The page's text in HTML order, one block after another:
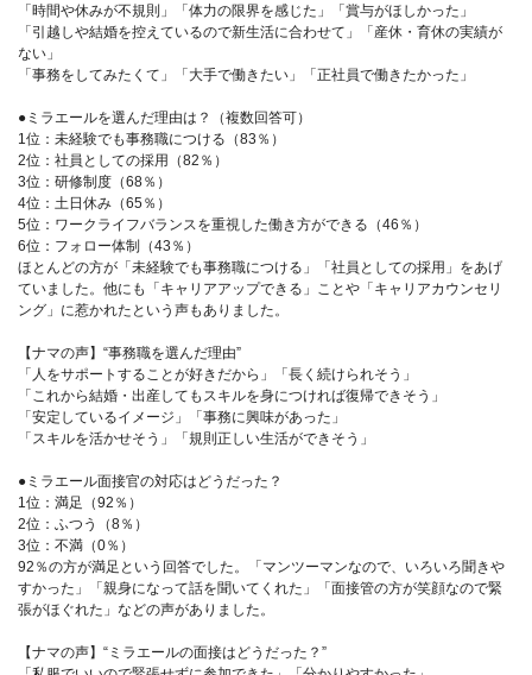
「時間や休みが不規則」「体力の限界を感じた」「賞与がほしかった」
「引越しや結婚を控えているので新生活に合わせて」「産休・育休の実績が
ない」
「事務をしてみたくて」「大手で働きたい」「正社員で働きたかった」
●ミラエールを選んだ理由は？（複数回答可）
1位：未経験でも事務職につける（83％）
2位：社員としての採用（82％）
3位：研修制度（68％）
4位：土日休み（65％）
5位：ワークライフバランスを重視した働き方ができる（46％）
6位：フォロー体制（43％）
ほとんどの方が「未経験でも事務職につける」「社員としての採用」をあげ
ていました。他にも「キャリアアップできる」ことや「キャリアカウンセリ
ング」に惹かれたという声もありました。
【ナマの声】“事務職を選んだ理由”
「人をサポートすることが好きだから」「長く続けられそう」
「これから結婚・出産してもスキルを身につければ復帰できそう」
「安定しているイメージ」「事務に興味があった」
「スキルを活かせそう」「規則正しい生活ができそう」
●ミラエール面接官の対応はどうだった？
1位：満足（92％）
2位：ふつう（8％）
3位：不満（0％）
92％の方が満足という回答でした。「マンツーマンなので、いろいろ聞きや
すかった」「親身になって話を聞いてくれた」「面接管の方が笑顔なので緊
張がほぐれた」などの声がありました。
【ナマの声】“ミラエールの面接はどうだった？”